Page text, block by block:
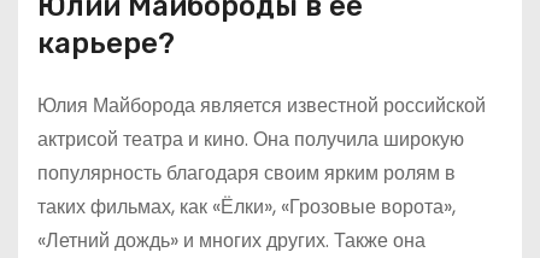
карьере?
Юлия Майборода является известной российской
актрисой театра и кино. Она получила широкую
популярность благодаря своим ярким ролям в
таких фильмах, как «Ёлки», «Грозовые ворота»,
«Летний дождь» и многих других. Также она